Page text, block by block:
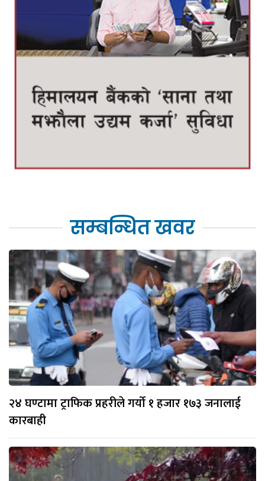
सम्बन्धित खवर
२४ घण्टामा ट्राफिक प्रहरीले गर्यो १ हजार १७३ जनालाई
कारबाही